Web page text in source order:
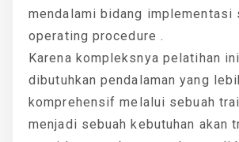
mendalami bidang implementasi
operating procedure .
Karena kompleksnya pelatihan
dibutuhkan pendalaman yang
komprehensif melalui sebuah
menjadi sebuah kebutuhan akan